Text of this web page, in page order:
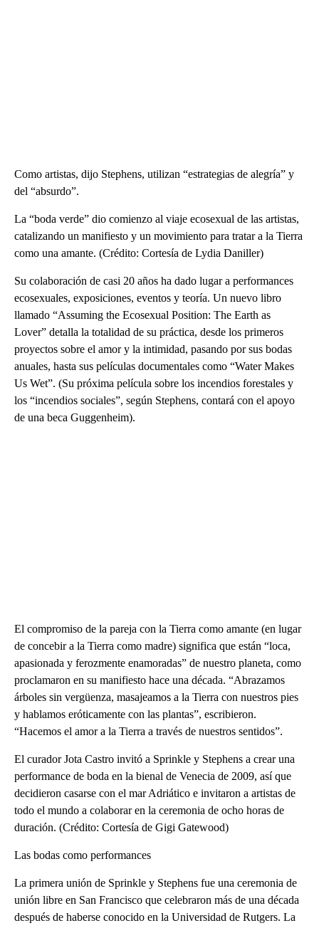
Como artistas, dijo Stephens, utilizan “estrategias de alegría” y
del “absurdo”.
La “boda verde” dio comienzo al viaje ecosexual de las artistas,
catalizando un manifiesto y un movimiento para tratar a la Tierra
como una amante. (Crédito: Cortesía de Lydia Daniller)
Su colaboración de casi 20 años ha dado lugar a performances
ecosexuales, exposiciones, eventos y teoría. Un nuevo libro
llamado “Assuming the Ecosexual Position: The Earth as
Lover” detalla la totalidad de su práctica, desde los primeros
proyectos sobre el amor y la intimidad, pasando por sus bodas
anuales, hasta sus películas documentales como “Water Makes
Us Wet”. (Su próxima película sobre los incendios forestales y
los “incendios sociales”, según Stephens, contará con el apoyo
de una beca Guggenheim).
El compromiso de la pareja con la Tierra como amante (en lugar
de concebir a la Tierra como madre) significa que están “loca,
apasionada y ferozmente enamoradas” de nuestro planeta, como
proclamaron en su manifiesto hace una década. “Abrazamos
árboles sin vergüenza, masajeamos a la Tierra con nuestros pies
y hablamos eróticamente con las plantas”, escribieron.
“Hacemos el amor a la Tierra a través de nuestros sentidos”.
El curador Jota Castro invitó a Sprinkle y Stephens a crear una
performance de boda en la bienal de Venecia de 2009, así que
decidieron casarse con el mar Adriático e invitaron a artistas de
todo el mundo a colaborar en la ceremonia de ocho horas de
duración. (Crédito: Cortesía de Gigi Gatewood)
Las bodas como performances
La primera unión de Sprinkle y Stephens fue una ceremonia de
unión libre en San Francisco que celebraron más de una década
después de haberse conocido en la Universidad de Rutgers. La